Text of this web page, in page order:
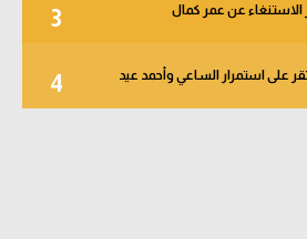
3 الاستنغاء عن عمر كمال
4 على استمرار الساعي وأحمد عيد